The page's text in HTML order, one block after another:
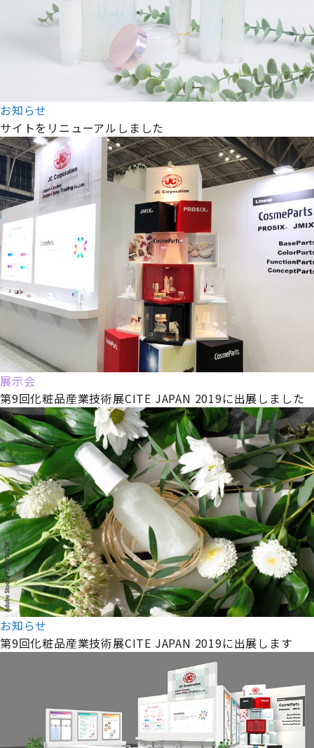
お知らせ
サイトをリニューアルしました
展示会
第9回化粧品産業技術展CITE JAPAN 2019に出展しました
お知らせ
第9回化粧品産業技術展CITE JAPAN 2019に出展します